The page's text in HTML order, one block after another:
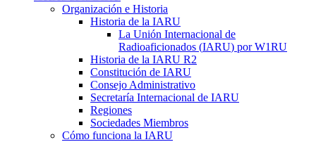
Organización e Historia
Historia de la IARU
La Unión Internacional de
Radioaficionados (IARU) porW1RU
Historia de la IARU R2
Constitución de IARU
Consejo Administrativo
Secretaría Internacional de IARU
Regiones
Sociedades Miembros
Cómo funciona la IARU